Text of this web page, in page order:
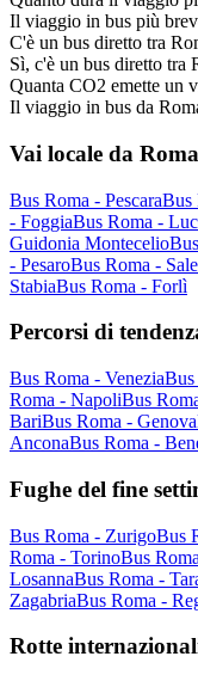
Il viaggio in bus più
C'è un bus diretto tra
Sì, c'è un bus diretto tra
Quanta CO2 emette un
Il viaggio in bus da
Vai locale da Roma
Bus Roma - PescaraBus
- FoggiaBus Roma -
Guidonia Montecelio
- PesaroBus Roma -
StabiaBus Roma - Forlì
Percorsi di
Bus Roma - VeneziaBus
Roma - NapoliBus
BariBus Roma - Genova
AnconaBus Roma -
Fughe del fine
Bus Roma - ZurigoBus
Roma - TorinoBus
LosannaBus Roma -
ZagabriaBus Roma -
Rotte